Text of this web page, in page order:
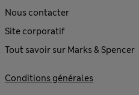
Nous contacter
Site corporatif
Tout savoir sur Marks & Spencer
Conditions générales